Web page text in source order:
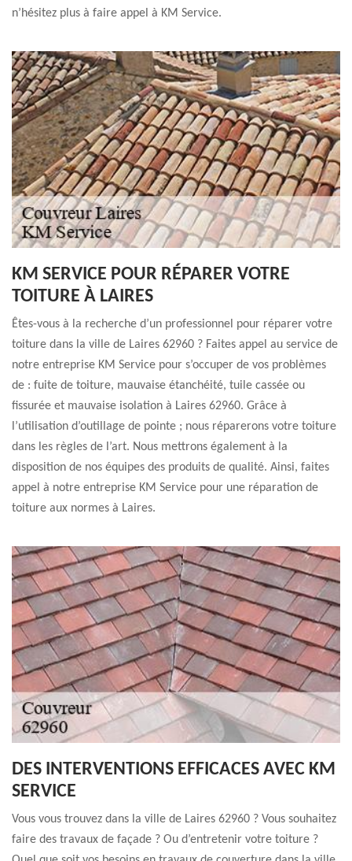
n’hésitez plus à faire appel à KM Service.
KM SERVICE POUR RÉPARER VOTRE
TOITURE À LAIRES
Êtes-vous à la recherche d’un professionnel pour réparer votre
toiture dans la ville de Laires 62960 ? Faites appel au service de
notre entreprise KM Service pour s’occuper de vos problèmes
de : fuite de toiture, mauvaise étanchéité, tuile cassée ou
fissurée et mauvaise isolation à Laires 62960. Grâce à
l’utilisation d’outillage de pointe ; nous réparerons votre toiture
dans les règles de l’art. Nous mettrons également à la
disposition de nos équipes des produits de qualité. Ainsi, faites
appel à notre entreprise KM Service pour une réparation de
toiture aux normes à Laires.
DES INTERVENTIONS EFFICACES AVEC KM
SERVICE
Vous vous trouvez dans la ville de Laires 62960 ? Vous souhaitez
faire des travaux de façade ? Ou d’entretenir votre toiture ?